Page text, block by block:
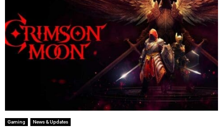
Gaming News & Updates